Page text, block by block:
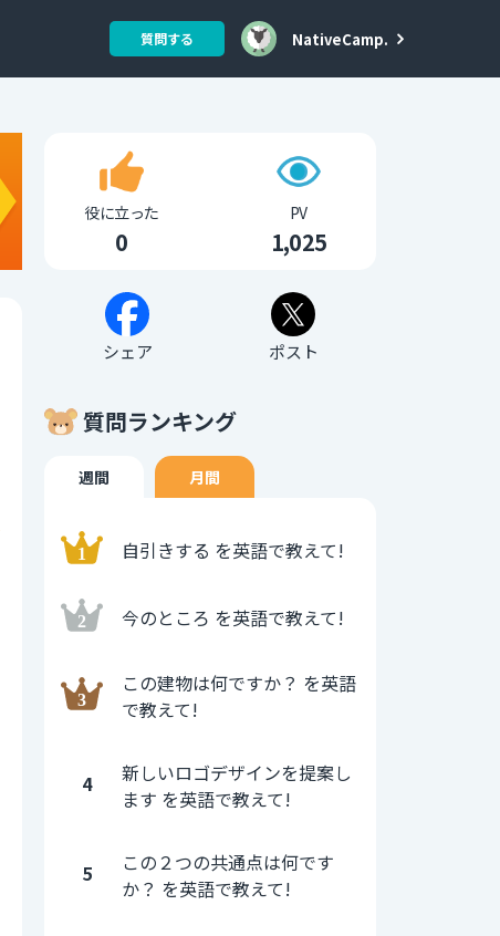
質問する NativeCamp.
役に立った
0
PV
1,025
シェア ポスト
質問ランキング
週間 月間
自引きする を英語で教えて!
今のところ を英語で教えて!
この建物は何ですか？ を英語
で教えて!
4
新しいロゴデザインを提案し
ます を英語で教えて!
5
この２つの共通点は何です
か？ を英語で教えて!